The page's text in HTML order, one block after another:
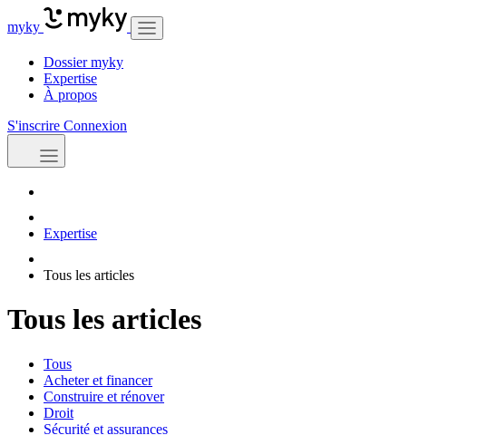
myky
Dossier myky
Expertise
À propos
S'inscrire Connexion
Expertise
Tous les articles
Tous les articles
Tous
Acheter et financer
Construire et rénover
Droit
Sécurité et assurances